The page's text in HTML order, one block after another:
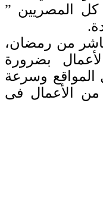
المصريين ”
من رمضان،
بضرورة
المواقع وسرعة
من الأعمال فى